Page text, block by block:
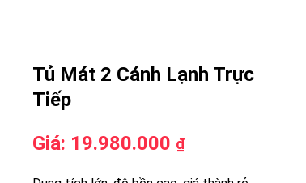
Tủ Mát 2 Cánh Lạnh Trực
Tiếp
Giá: 19.980.000 ₫